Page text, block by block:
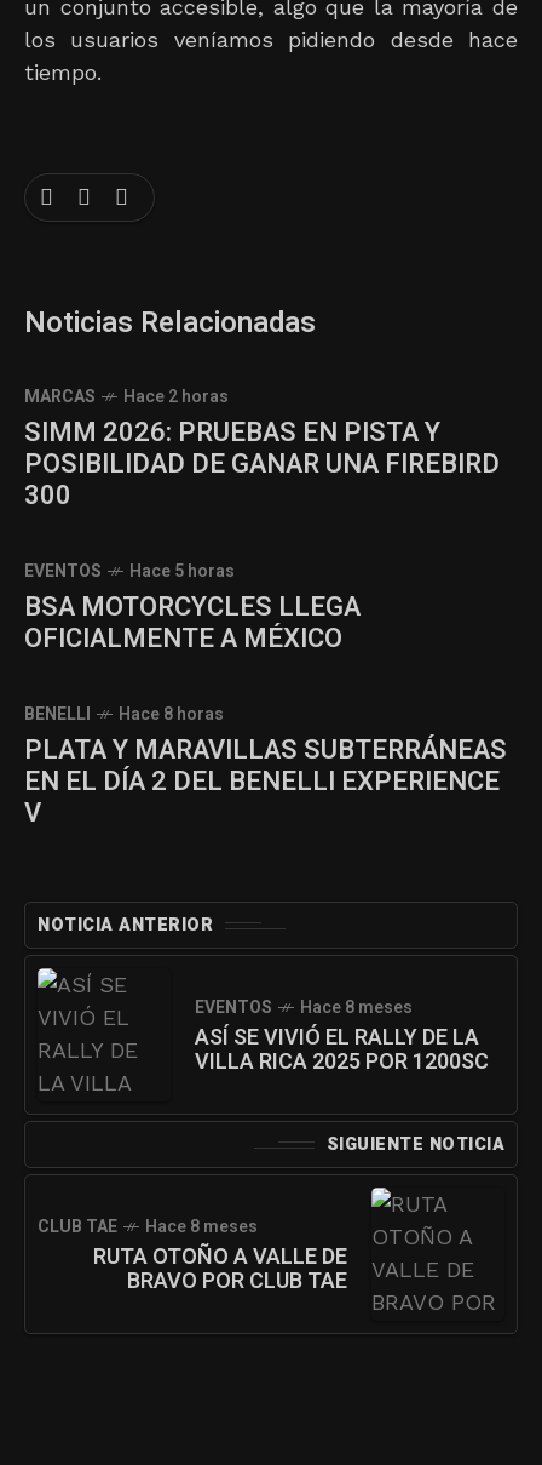
un conjunto accesible, algo que la mayoría de
los usuarios veníamos pidiendo desde hace
tiempo.
Noticias Relacionadas
MARCAS Hace 2 horas
SIMM 2026: PRUEBAS EN PISTA Y
POSIBILIDAD DE GANAR UNA FIREBIRD
300
EVENTOS Hace 5 horas
BSA MOTORCYCLES LLEGA
OFICIALMENTE A MÉXICO
BENELLI Hace 8 horas
PLATA Y MARAVILLAS SUBTERRÁNEAS
EN EL DÍA 2 DEL BENELLI EXPERIENCE
V
NOTICIA ANTERIOR
EVENTOS Hace 8 meses
ASÍ SE VIVIÓ EL RALLY DE LA
VILLA RICA 2025 POR 1200SC
SIGUIENTE NOTICIA
CLUB TAE Hace 8 meses
RUTA OTOÑO A VALLE DE
BRAVO POR CLUB TAE